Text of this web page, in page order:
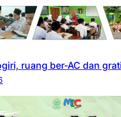
ruang ber-AC dan